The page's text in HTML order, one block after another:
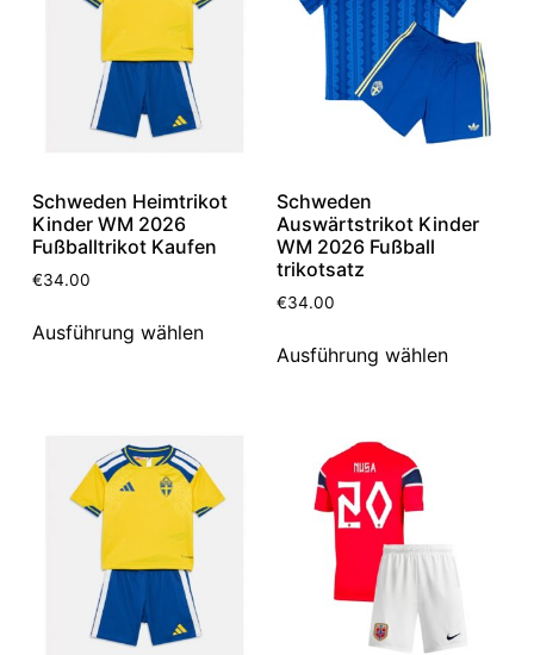
Schweden Heimtrikot
Kinder WM 2026
Fußballtrikot Kaufen
€34.00
Ausführung wählen
Schweden
Auswärtstrikot Kinder
WM 2026 Fußball
trikotsatz
€34.00
Ausführung wählen